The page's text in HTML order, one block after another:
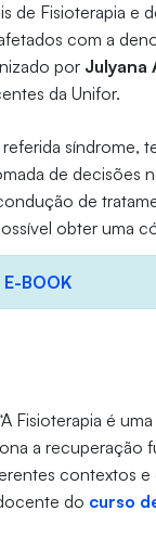
Fisioterapia e
com a
por Julyana
da Unifor.
síndrome,
de decisões
de
obter uma
E-BOOK
Fisioterapia é
a recuperação
contextos
do curso